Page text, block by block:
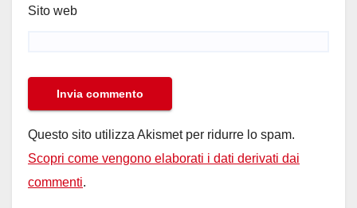
Sito web
Questo sito utilizza Akismet per ridurre lo spam.
Scopri come vengono elaborati i dati derivati dai
commenti.